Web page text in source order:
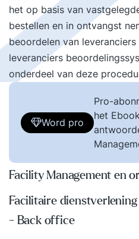
het op basis van
bestellen en in ontvangst
beoordelen van
leveranciers
onderdeel van deze
Word pro
Pro-
het
Facility Management en
Facilitaire
- Back office